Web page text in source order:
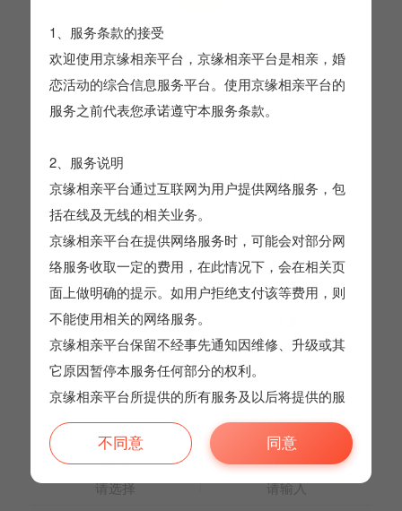
性别
替谁征婚
生日
工作地区
户籍地区
请选择
婚姻状况
请选择
身高
请选择
请选择
学历
月薪
职业
请选择
自我介绍
请输入
1、服务条款的接受
欢迎使用京缘相亲平台，京缘相亲平台是相亲，婚
恋活动的综合信息服务平台。使用京缘相亲平台的
服务之前代表您承诺遵守本服务条款。
2、服务说明
京缘相亲平台通过互联网为用户提供网络服务，包
括在线及无线的相关业务。
京缘相亲平台在提供网络服务时，可能会对部分网
络服务收取一定的费用，在此情况下，会在相关页
面上做明确的提示。如用户拒绝支付该等费用，则
不能使用相关的网络服务。
京缘相亲平台保留不经事先通知因维修、升级或其
它原因暂停本服务任何部分的权利。
京缘相亲平台所提供的所有服务及以后将提供的服
务都将受到本服务条款的约束。
3、用户的注册义务
不同意 同意